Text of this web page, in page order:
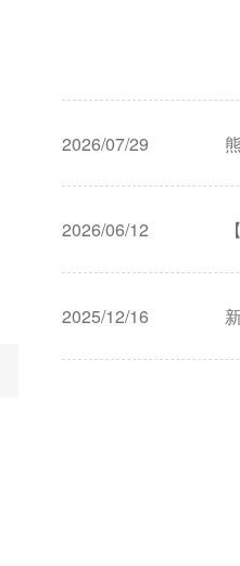
2026/07/29
2026/06/12
2025/12/16